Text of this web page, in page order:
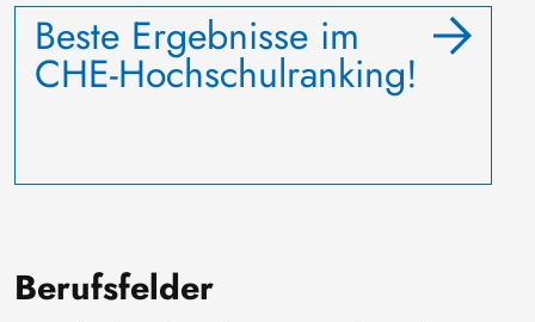
Beste Ergebnisse im
CHE-Hochschulranking!
Berufsfelder